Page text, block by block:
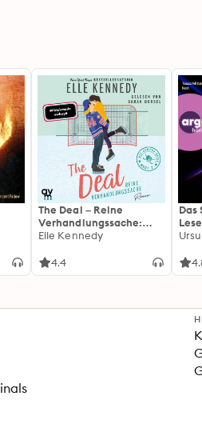
The Deal – Reine
Verhandlungssache:
Off-Campus 1 | Roman |
Prickelnde College-
Elle Kennedy
4.4